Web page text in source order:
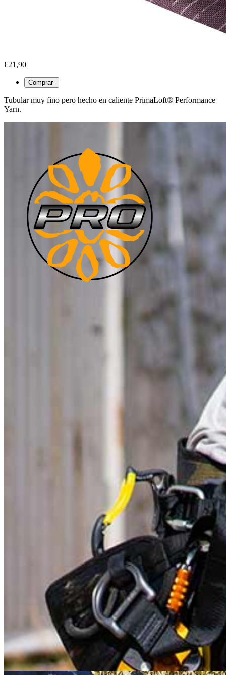
€21,90
Tubular muy fino pero hecho en caliente PrimaLoft® Performance
Yarn.